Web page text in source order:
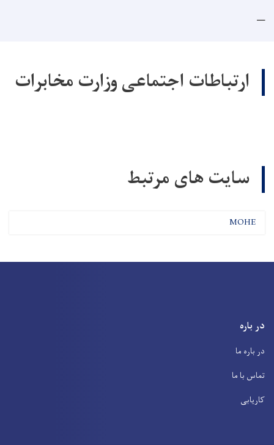
ارتباطات اجتماعی وزارت مخابرات
سایت های مرتبط
MOHE
در باره
در باره ما
تماس با ما
کاریابی